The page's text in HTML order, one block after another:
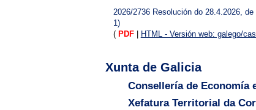
2026/2736 Resolución do 28.4.2026,
1)
( PDF | HTML - Versión web: galego/
Xunta de Galicia
Consellería de Economía
Xefatura Territorial da